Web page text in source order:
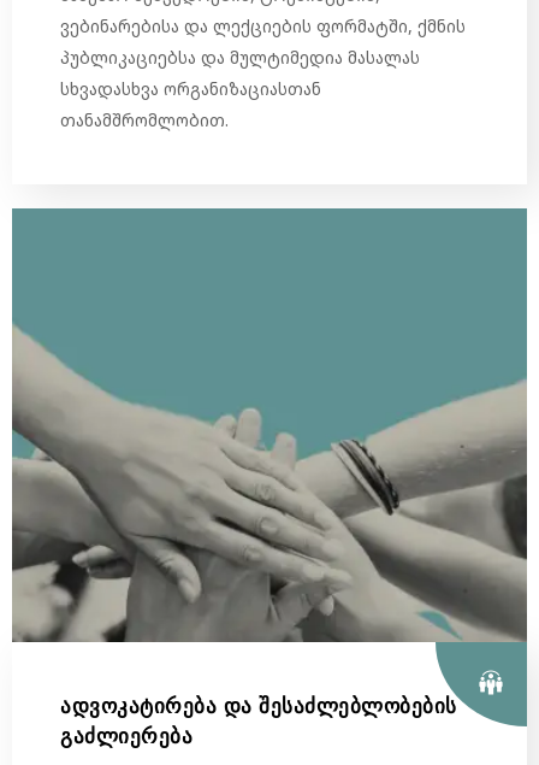
ვებინარებისა და ლექციების ფორმატში, ქმნის
პუბლიკაციებსა და მულტიმედია მასალას
სხვადასხვა ორგანიზაციასთან
თანამშრომლობით.
ადვოკატირება და შესაძლებლობების
გაძლიერება